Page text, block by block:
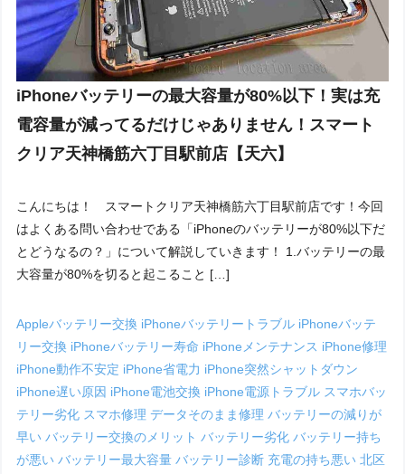
iPhoneバッテリーの最大容量が80%以下！実は充
電容量が減ってるだけじゃありません！スマート
クリア天神橋筋六丁目駅前店【天六】
こんにちは！ スマートクリア天神橋筋六丁目駅前店です！今回
はよくある問い合わせである「iPhoneのバッテリーが80%以下だ
とどうなるの？」について解説していきます！ 1.バッテリーの最
大容量が80%を切ると起こること […]
Appleバッテリー交換 iPhoneバッテリートラブル iPhoneバッテ
リー交換 iPhoneバッテリー寿命 iPhoneメンテナンス iPhone修理
iPhone動作不安定 iPhone省電力 iPhone突然シャットダウン
iPhone遅い原因 iPhone電池交換 iPhone電源トラブル スマホバッ
テリー劣化 スマホ修理データそのまま修理バッテリーの減りが
早いバッテリー交換のメリットバッテリー劣化バッテリー持ち
が悪いバッテリー最大容量バッテリー診断 充電の持ち悪い北区